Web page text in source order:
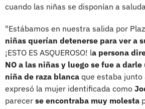
cuando las niñas se disponían a
"Estábamos en nuestra salida por
niñas querían detenerse para ver a
¡ESTO ES ASQUEROSO! la persona
NO a las niñas y luego se fue a
niña de raza blanca que estaba junto
expresó la mujer identificada como
parecer se encontraba muy molesta